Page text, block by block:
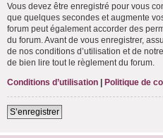
Vous devez être enregistré pour vous
que quelques secondes et augmente
forum peut également accorder des
du forum. Avant de vous enregistrer,
de nos conditions d’utilisation et de
de bien lire tout le règlement du forum.
Conditions d’utilisation | Politique de
S’enregistrer